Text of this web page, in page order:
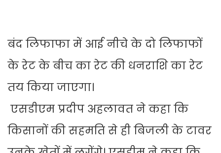
बंद लिफाफा में आई नीचे के दो लिफाफों
के रेट के बीच का रेट की धनराशि का रेट
तय किया जाएगा।
एसडीएम प्रदीप अहलावत ने कहा कि
किसानों की सहमति से ही बिजली के टावर